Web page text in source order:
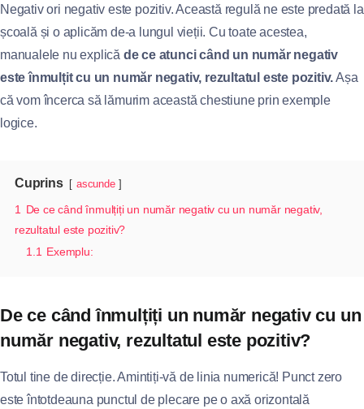
Negativ ori negativ este pozitiv. Această regulă ne este predată la
școală și o aplicăm de-a lungul vieții. Cu toate acestea,
manualele nu explică de ce atunci când un număr negativ
este înmulțit cu un număr negativ, rezultatul este pozitiv.Așa
că vom încerca să lămurim această chestiune prin exemple
logice.
Cuprins ascunde
1
De ce când înmulțiți un număr negativ cu un număr negativ,
rezultatul este pozitiv?
1.1 Exemplu:
De ce când înmulțiți un număr negativ cu un
număr negativ, rezultatul este pozitiv?
Totul tine de direcție. Amintiți-vă de linia numerică! Punct zero
este întotdeauna punctul de plecare pe o axă orizontală